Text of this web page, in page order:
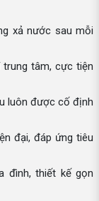
xả nước sau mỗi
tâm, cực tiện
luôn được cố định
đại, đáp ứng tiêu
đình, thiết kế gọn